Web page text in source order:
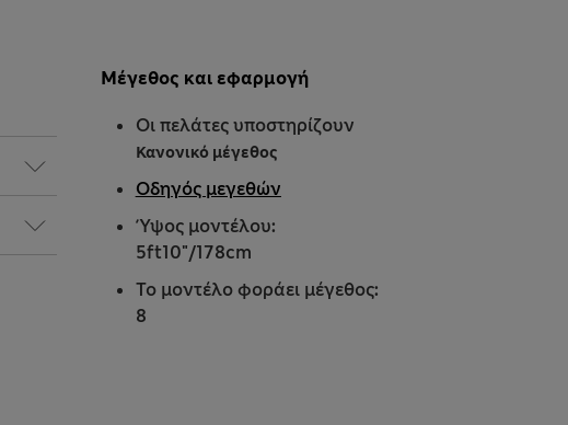
Μέγεθος και εφαρμογή
Οι πελάτες υποστηρίζουν
Κανονικό μέγεθος
Ύψος μοντέλου:
5ft10"/178cm
Το μοντέλο φοράει μέγεθος:
8
Οδηγός μεγεθών